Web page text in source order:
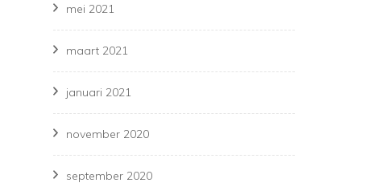
mei 2021
maart 2021
januari 2021
november 2020
september 2020